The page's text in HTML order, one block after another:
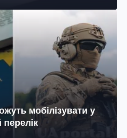
мобілізувати у